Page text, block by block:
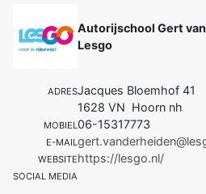
Autorijschool Gert
Lesgo
ADRESJacques Bloemhof 41
1628 VN Hoorn nh
MOBIEL06-15317773
E-MAIL
WEBSITEhttps://lesgo.nl/
SOCIAL MEDIA